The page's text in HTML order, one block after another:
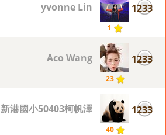
1233
1
yvonne Lin
1233
23
Aco Wang
1233
40
新港國小50403柯帆澤